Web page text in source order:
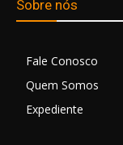
Sobre nós
Fale Conosco
Quem Somos
Expediente